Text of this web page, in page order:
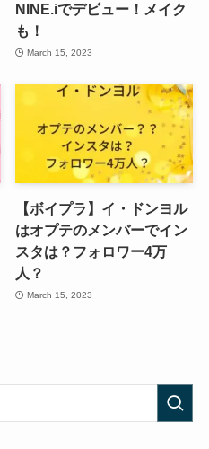
NINE.iでデビュー！メイク
も！
March 15, 2023
【ボイプラ】イ・ドンヨル
はオプテのメンバーでイン
スタは？フォロワー4万
人？
March 15, 2023